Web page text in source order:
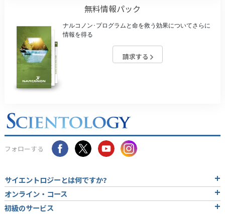
無料情報パック
ナルコノン･プログラムと命を救う効果についてさらに
情報を得る
請求する
フォローする
サイエントロジーとは何ですか?
オンライン・コース
初級のサービス